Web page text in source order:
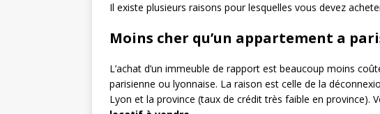
Il existe plusieurs raisons pour lesquelles vous devez
Moins cher qu’un appartement a
L’achat d’un immeuble de rapport est beaucoup moins
parisienne ou lyonnaise. La raison est celle de la
Lyon et la province (taux de crédit très faible en province).